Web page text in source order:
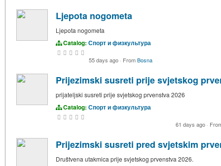
Ljepota nogometa
Ljepota nogometa
Catalog: Спорт и физкультура
55 days ago · FromBosna
Prijezimski susreti prije svjetskog
prijateljski susreti prije svjetskog prvenstva 2026
Catalog: Спорт и физкультура
61 days ago ·
Prijezimski susreti pred svjetskim
Društvena utakmica prije svjetskog prvenstva 2026.